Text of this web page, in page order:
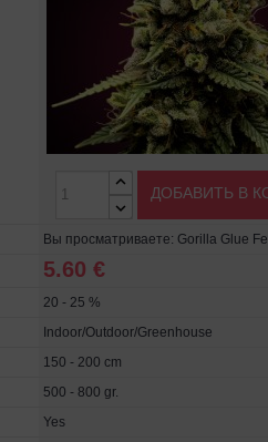
ДОБАВИТЬ В
Вы просматриваете: Gorilla Glue
5.60 €
20 - 25 %
Indoor/Outdoor/Greenhouse
150 - 200 cm
500 - 800 gr.
Yes